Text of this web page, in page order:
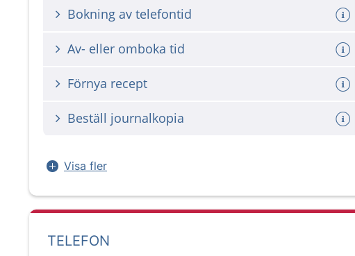
Bokning av telefontid
Av- eller omboka tid
Förnya recept
Beställ journalkopia
Visa fler
TELEFON